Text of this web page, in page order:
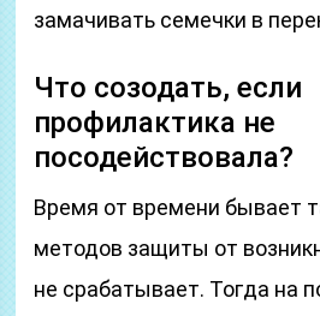
замачивать семечки в
Что созодать, если
профилактика не
посодействовала?
Время от времени бывает
методов защиты от
не срабатывает. Тогда на